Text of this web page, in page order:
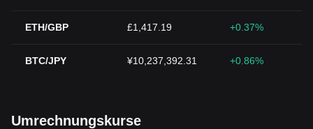
ETH/GBP £1,417.19 +0.37%
BTC/JPY ¥10,237,392.31 +0.86%
Umrechnungskurse